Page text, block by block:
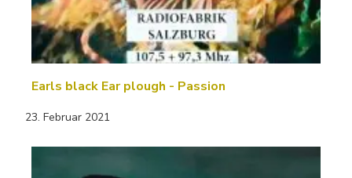
Earls black Ear plough - Passion
23. Februar 2021